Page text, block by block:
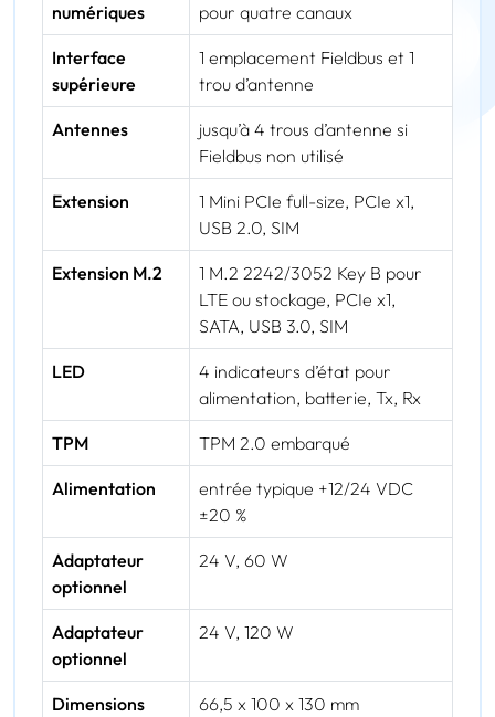
numériques
pour quatre canaux
Interface
supérieure
1 emplacement Fieldbus et 1
trou d’antenne
Antennes
jusqu’à 4 trous d’antenne si
Fieldbus non utilisé
Extension
1 Mini PCIe full-size, PCIe x1,
USB 2.0, SIM
Extension M.2
1 M.2 2242/3052 Key B pour
LTE ou stockage, PCIe x1,
SATA, USB 3.0, SIM
LED
4 indicateurs d’état pour
alimentation, batterie, Tx, Rx
TPM TPM 2.0 embarqué
Alimentation
entrée typique +12/24 VDC
±20 %
Adaptateur
optionnel
24 V, 60 W
Adaptateur
optionnel
24 V, 120 W
Dimensions 66,5 x 100 x 130 mm